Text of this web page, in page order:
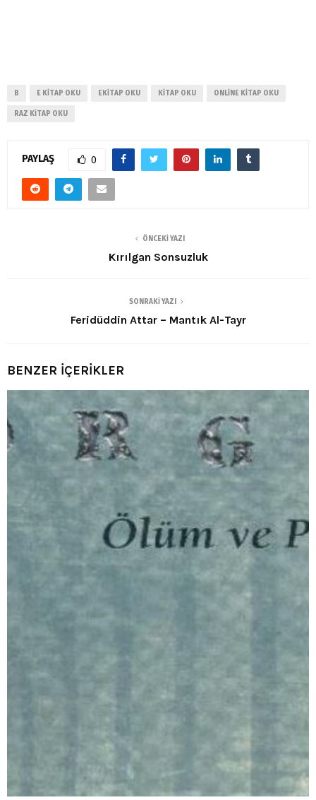
B E KITAP OKU EKITAP OKU KITAP OKU ONLINE KITAP OKU
RAZ KITAP OKU
PAYLAŞ 0
ÖNCEKI YAZI
Kırılgan Sonsuzluk
SONRAKI YAZI
Feridüddin Attar – Mantık Al-Tayr
BENZER İÇERİKLER